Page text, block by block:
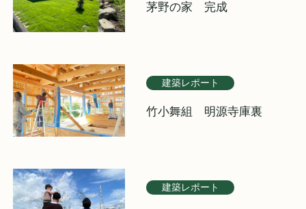
茅野の家 完成
建築レポート
竹小舞組 明源寺庫裏
建築レポート